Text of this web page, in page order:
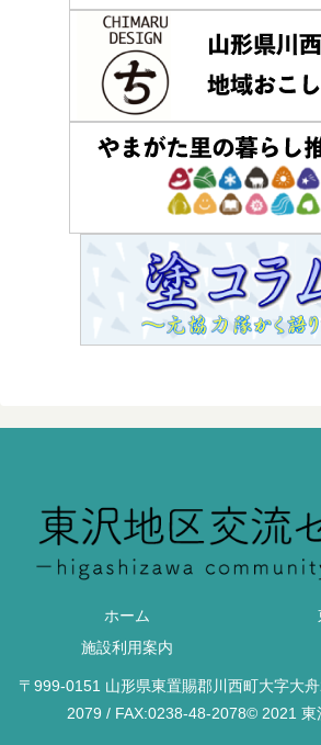
ホーム
施設利用案内
〒999-0151 山形県東置賜郡川西町大字大
2079 / FAX:0238-48-2078© 2021 東